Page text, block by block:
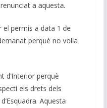
a aquesta.
el permís a data 1 de
perquè no volia
d’Interior perquè
els drets dels
Aquesta